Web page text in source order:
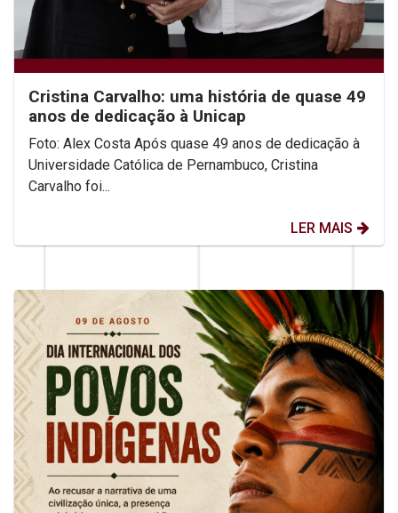
Cristina Carvalho: uma história de quase 49
anos de dedicação à Unicap
Foto: Alex Costa Após quase 49 anos de dedicação à
Universidade Católica de Pernambuco, Cristina
Carvalho foi...
LER MAIS